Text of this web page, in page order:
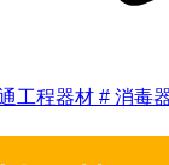
工程器材 # 消毒